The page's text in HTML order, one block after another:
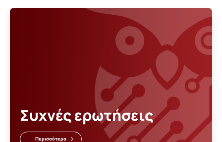
Συχνές ερωτήσεις
Περισσότερα